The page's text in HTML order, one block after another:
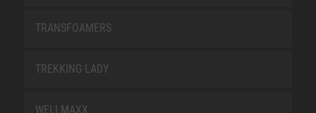
TRANSFOAMERS
TREKKING LADY
WELLMAXX